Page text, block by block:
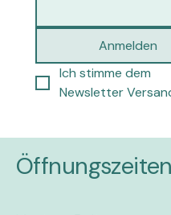
Anmelden
Ich stimme dem
Newsletter
Öffnungszeiten